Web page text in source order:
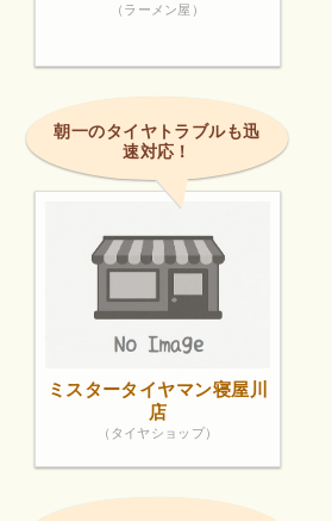
（ラーメン屋）
朝一のタイヤトラブルも迅
速対応！
ミスタータイヤマン寝屋川
店
（タイヤショップ）